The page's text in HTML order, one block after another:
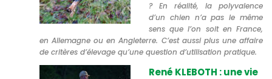
? En réalité, la polyvalence
d’un chien n’a pas le même
sens que l’on soit en France,
en Allemagne ou en Angleterre. C’est aussi plus une affaire
de critères d’élevage qu’une question d’utilisation pratique.
René KLEBOTH : une vie